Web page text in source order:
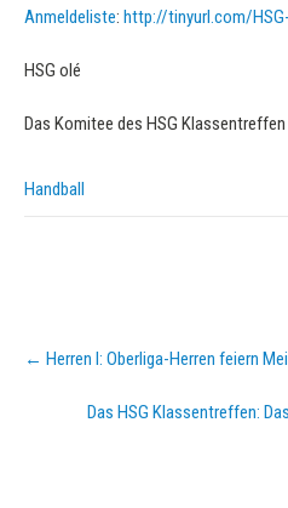
Anmeldeliste: http://tinyurl.com/
HSG olé
Das Komitee des HSG Klassentreffen
Handball
Post
navigation
← Herren I: Oberliga-Herren feiern
Das HSG Klassentreffen: